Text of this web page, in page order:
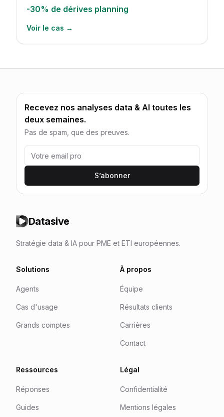
-30% de dérives planning
Voir le cas →
Recevez nos analyses data & AI toutes les
deux semaines.
Pas de spam, que des preuves.
S’abonner
Datasive
Stratégie data & IA pour PME et ETI européennes.
Solutions
Agents
Cas d'usage
Grands comptes
À propos
Équipe
Résultats clients
Carrières
Contact
Ressources
Réponses
Guides
Légal
Confidentialité
Mentions légales